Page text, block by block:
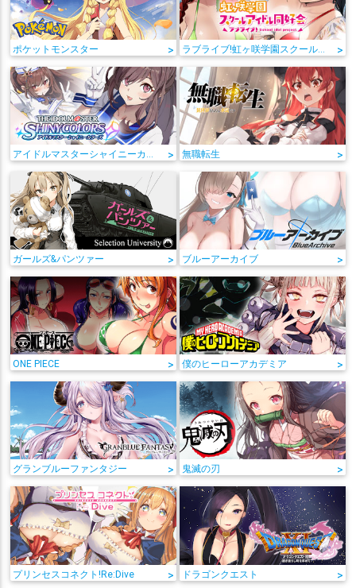
ポケットモンスター > ラブライブ!虹ヶ咲学園スクールアイドル同好会 >
アイドルマスターシャイニーカラーズ > 無職転生 >
ガールズ&パンツァー > ブルーアーカイブ >
ONE PIECE > 僕のヒーローアカデミア >
グランブルーファンタジー > 鬼滅の刃 >
プリンセスコネクト!Re:Dive > ドラゴンクエスト >